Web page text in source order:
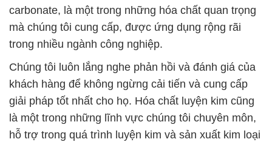
carbonate, là một trong những hóa chất quan trọng
mà chúng tôi cung cấp, được ứng dụng rộng rãi
trong nhiều ngành công nghiệp.
Chúng tôi luôn lắng nghe phản hồi và đánh giá của
khách hàng để không ngừng cải tiến và cung cấp
giải pháp tốt nhất cho họ. Hóa chất luyện kim cũng
là một trong những lĩnh vực chúng tôi chuyên môn,
hỗ trợ trong quá trình luyện kim và sản xuất kim loại